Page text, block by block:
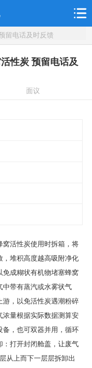
留电话及时反馈
性炭 预留电话及
面议
活性炭使用时拆箱，将
，堆积高度越高吸附净化
成糊状有机物堵塞蜂窝
中带有蒸汽或水雾状气
，以免活性炭遇潮粉碎
量根据实际数据测算安
，也可双器并用，循环
打开封闭舱盖，让废气
从上而下一层层拆卸出